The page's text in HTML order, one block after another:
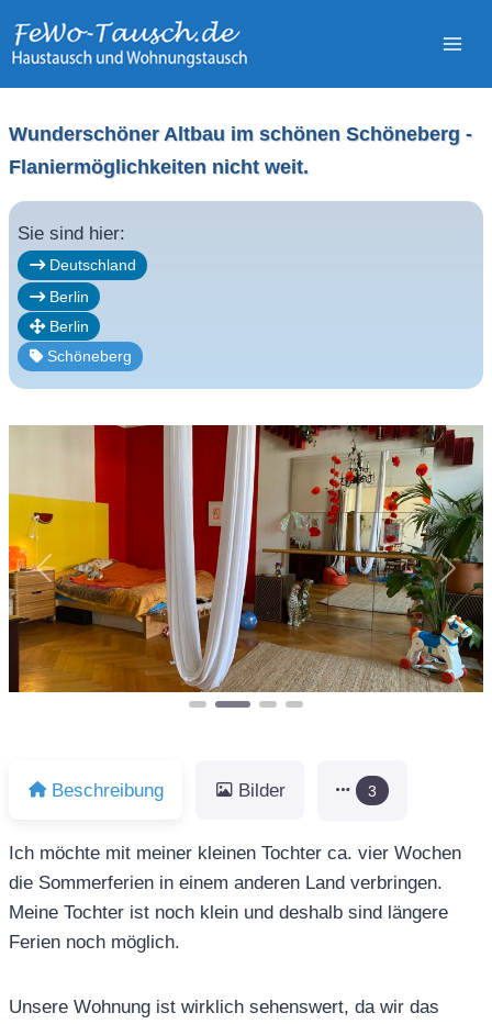
Inhalt
Wunderschöner Altbau im schönen Schöneberg -
Flaniermöglichkeiten nicht weit.
Sie sind hier:
Deutschland
Berlin
Berlin
Schöneberg
Vorheriges
Beschreibung Bilder 3
Ich möchte mit meiner kleinen Tochter ca. vier Wochen
die Sommerferien in einem anderen Land verbringen.
Meine Tochter ist noch klein und deshalb sind längere
Ferien noch möglich.
Unsere Wohnung ist wirklich sehenswert, da wir das